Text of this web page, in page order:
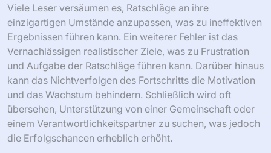
Viele Leser versäumen es, Ratschläge an ihre
einzigartigen Umstände anzupassen, was zu ineffektiven
Ergebnissen führen kann. Ein weiterer Fehler ist das
Vernachlässigen realistischer Ziele, was zu Frustration
und Aufgabe der Ratschläge führen kann. Darüber hinaus
kann das Nichtverfolgen des Fortschritts die Motivation
und das Wachstum behindern. Schließlich wird oft
übersehen, Unterstützung von einer Gemeinschaft oder
einem Verantwortlichkeitspartner zu suchen, was jedoch
die Erfolgschancen erheblich erhöht.